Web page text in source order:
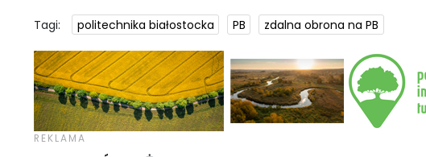
Tagi: politechnika białostocka PB zdalna obrona na PB